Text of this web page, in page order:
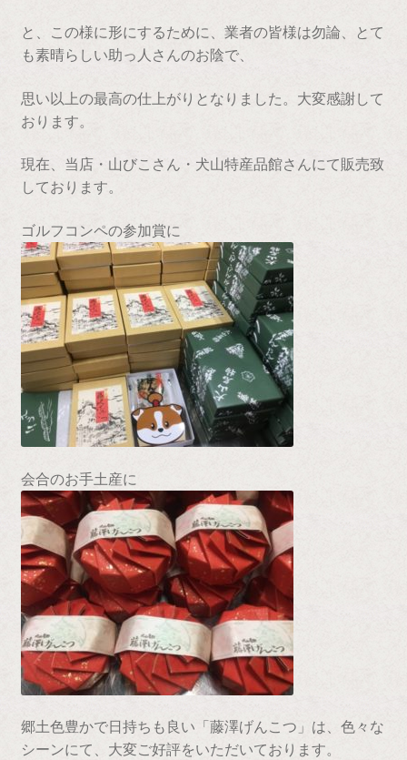
と、この様に形にするために、業者の皆様は勿論、とて
も素晴らしい助っ人さんのお陰で、
思い以上の最高の仕上がりとなりました。大変感謝して
おります。
現在、当店・山びこさん・犬山特産品館さんにて販売致
しております。
ゴルフコンペの参加賞に
会合のお手土産に
郷土色豊かで日持ちも良い「藤澤げんこつ」は、色々な
シーンにて、大変ご好評をいただいております。